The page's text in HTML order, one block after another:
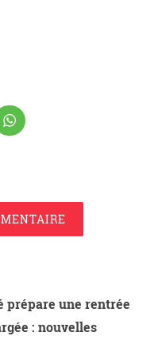
prépare une rentrée
: nouvelles